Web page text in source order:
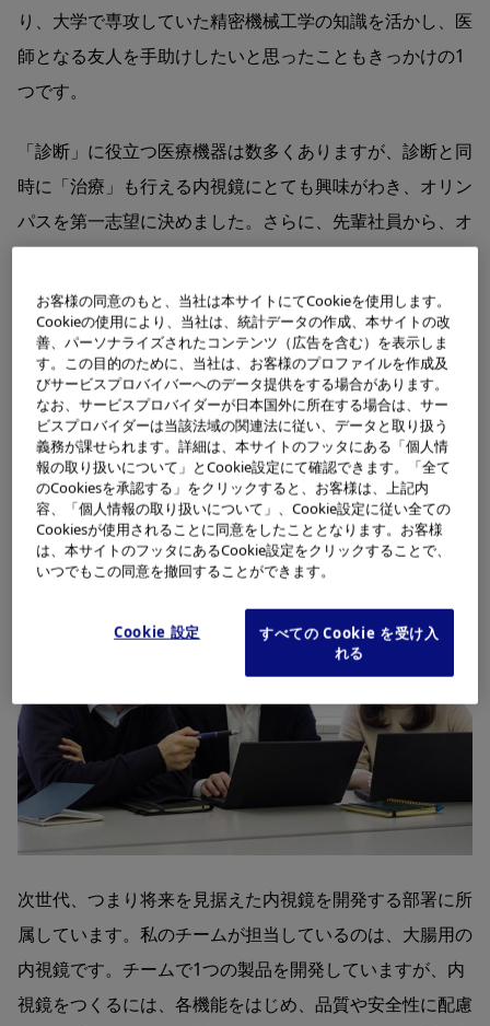
り、大学で専攻していた精密機械工学の知識を活かし、医
師となる友人を手助けしたいと思ったこともきっかけの1
つです。
「診断」に役立つ医療機器は数多くありますが、診断と同
時に「治療」も行える内視鏡にとても興味がわき、オリン
パスを第一志望に決めました。さらに、先輩社員から、オ
る会社だと教えていただき、入社したいという気持ちがよ
り強まりました。
仕事の内容
次世代、つまり将来を見据えた内視鏡を開発する部署に所
属しています。私のチームが担当しているのは、大腸用の
内視鏡です。チームで1つの製品を開発していますが、内
視鏡をつくるには、各機能をはじめ、品質や安全性に配慮
お客様の同意のもと、当社は本サイトにてCookieを使用します。
Cookieの使用により、当社は、統計データの作成、本サイトの改
善、パーソナライズされたコンテンツ（広告を含む）を表示しま
す。この目的のために、当社は、お客様のプロファイルを作成及
びサービスプロバイバーへのデータ提供をする場合があります。
なお、サービスプロバイダーが日本国外に所在する場合は、サー
ビスプロバイダーは当該法域の関連法に従い、データと取り扱う
義務が課せられます。詳細は、本サイトのフッタにある「個人情
報の取り扱いについて」とCookie設定にて確認できます。「全て
のCookiesを承認する」をクリックすると、お客様は、上記内
容、「個人情報の取り扱いについて」、Cookie設定に従い全ての
Cookiesが使用されることに同意をしたこととなります。お客様
は、本サイトのフッタにあるCookie設定をクリックすることで、
いつでもこの同意を撤回することができます。
Cookie 設定
すべての Cookie を受け入
れる